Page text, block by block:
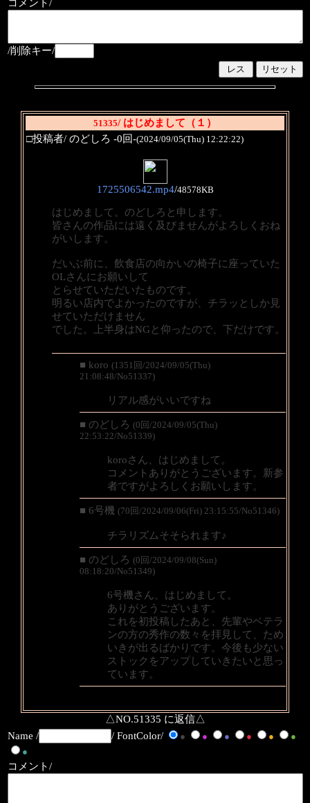
コメント/
/削除キー/
51335/ はじめまして（１）
□投稿者/ のどしろ -0回-(2024/09/05(Thu) 12:22:22)
1725506542.mp4/48578KB
はじめまして。のどしろと申します。
皆さんの作品には遠く及びませんがよろしくおね
がいします。
だいぶ前に、飲食店の向かいの椅子に座っていた
OLさんにお願いして
とらせていただいたものです。
明るい店内でよかったのですが、チラッとしか見
せていただけません
でした。上半身はNGと仰ったので、下だけです。
■ koro (1351回/2024/09/05(Thu)
21:08:48/No51337)
リアル感がいいですね
■ のどしろ (0回/2024/09/05(Thu)
22:53:22/No51339)
koroさん、はじめまして。
コメントありがとうございます。新参
者ですがよろしくお願いします。
■ 6号機 (70回/2024/09/06(Fri) 23:15:55/No51346)
チラリズムそそられます♪
■ のどしろ (0回/2024/09/08(Sun)
08:18:20/No51349)
6号機さん、はじめまして。
ありがとうございます。
これを初投稿したあと、先輩やベテラ
ンの方の秀作の数々を拝見して、ため
いきが出るばかりです。今後も少ない
ストックをアップしていきたいと思っ
ています。
△NO.51335 に返信△
Name /
/ FontColor/ ● ● ● ● ●
●
●
コメント/